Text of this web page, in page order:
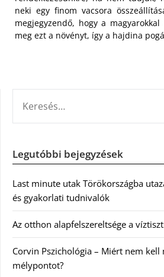
neki egy finom vacsora
megjegyzendő, hogy a
meg ezt a növényt, így a hajdina
Legutóbbi bejegyzések
Last minute utak Törökországba
és gyakorlati tudnivalók
Az otthon alapfelszereltsége a
Corvin Pszichológia – Miért nem kell
mélypontot?